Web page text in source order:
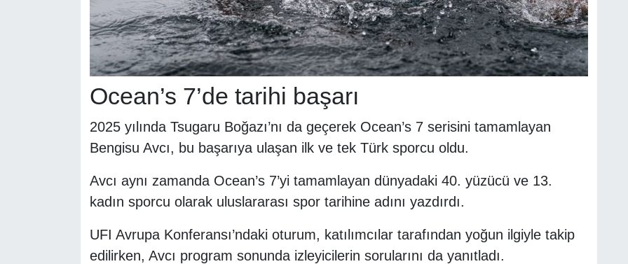
Ocean’s 7’de tarihi başarı
2025 yılında Tsugaru Boğazı’nı da geçerek Ocean’s 7 serisini tamamlayan
Bengisu Avcı, bu başarıya ulaşan ilk ve tek Türk sporcu oldu.
Avcı aynı zamanda Ocean’s 7’yi tamamlayan dünyadaki 40. yüzücü ve 13.
kadın sporcu olarak uluslararası spor tarihine adını yazdırdı.
UFI Avrupa Konferansı’ndaki oturum, katılımcılar tarafından yoğun ilgiyle takip
edilirken, Avcı program sonunda izleyicilerin sorularını da yanıtladı.